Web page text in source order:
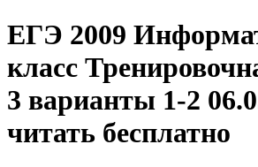
ЕГЭ 2009
класс
3 варианты 1-2
читать бесплатно